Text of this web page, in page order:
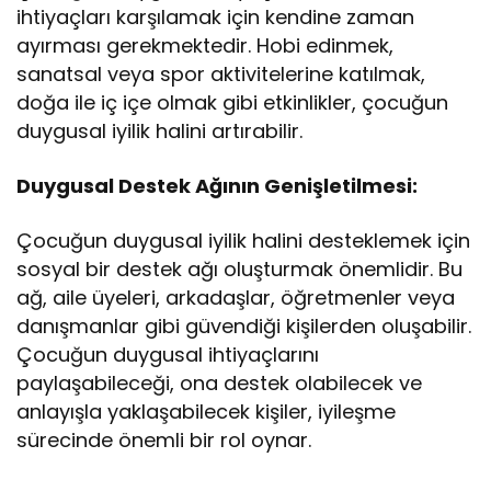
ihtiyaçları karşılamak için kendine zaman
ayırması gerekmektedir. Hobi edinmek,
sanatsal veya spor aktivitelerine katılmak,
doğa ile iç içe olmak gibi etkinlikler, çocuğun
duygusal iyilik halini artırabilir.
Duygusal Destek Ağının Genişletilmesi:
Çocuğun duygusal iyilik halini desteklemek için
sosyal bir destek ağı oluşturmak önemlidir. Bu
ağ, aile üyeleri, arkadaşlar, öğretmenler veya
danışmanlar gibi güvendiği kişilerden oluşabilir.
Çocuğun duygusal ihtiyaçlarını
paylaşabileceği, ona destek olabilecek ve
anlayışla yaklaşabilecek kişiler, iyileşme
sürecinde önemli bir rol oynar.